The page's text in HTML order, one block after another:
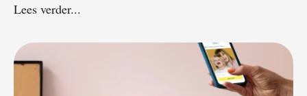
Lees verder...